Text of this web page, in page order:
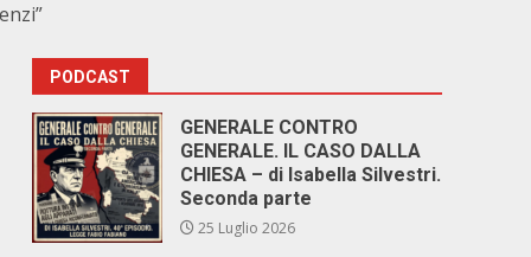
PODCAST
GENERALE CONTRO
GENERALE. IL CASO DALLA
CHIESA – di Isabella Silvestri.
Seconda parte
25 Luglio 2026